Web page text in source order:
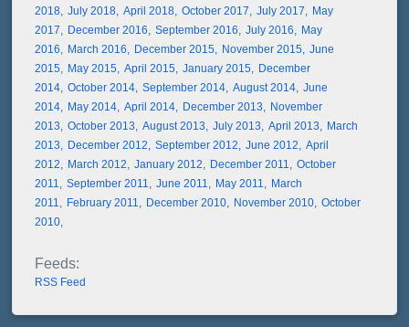
2018 July 2018 April 2018 October 2017 July 2017
May
2017
December 2016 September 2016 July 2016
May
2016
March 2016 December 2015 November 2015 June
2015
May 2015 April 2015 January 2015
December
2014 October 2014 September 2014 August 2014 June
2014
May 2014 April 2014 December 2013
November
2013
October 2013 August 2013 July 2013 April 2013
March
2013
December 2012 September 2012 June 2012
April
2012
March 2012 January 2012 December 2011
October
2011
September 2011 June 2011 May 2011
March
2011
February 2011 December 2010 November 2010 October
2010
RSS Feed